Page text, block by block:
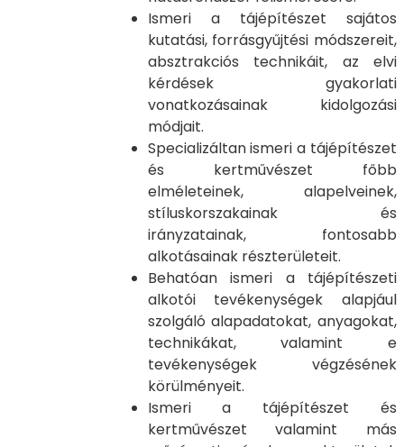
Ismeri a tájépítészet sajátos
kutatási, forrásgyűjtési módszereit,
absztrakciós technikáit, az elvi
kérdések gyakorlati
vonatkozásainak kidolgozási
módjait.
Specializáltan ismeri a tájépítészet
és kertművészet főbb
elméleteinek, alapelveinek,
stíluskorszakainak és
irányzatainak, fontosabb
alkotásainak részterületeit.
Behatóan ismeri a tájépítészeti
alkotói tevékenységek alapjául
szolgáló alapadatokat, anyagokat,
technikákat, valamint e
tevékenységek végzésének
körülményeit.
Ismeri a tájépítészet és
kertművészet valamint más